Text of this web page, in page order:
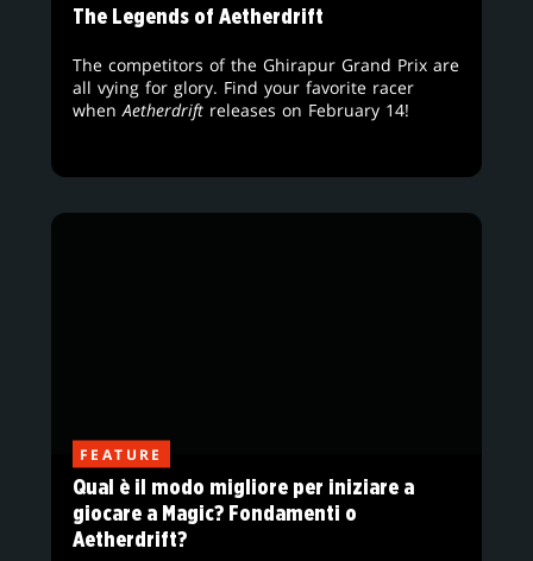
The Legends of Aetherdrift
The competitors of the Ghirapur Grand Prix are
all vying for glory. Find your favorite racer
when Aetherdrift releases on February 14!
FEATURE
Qual è il modo migliore per iniziare a
giocare a Magic? Fondamenti o
Aetherdrift?